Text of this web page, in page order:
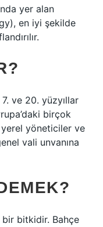
yer alan
en iyi şekilde
ve 20. yüzyıllar
birçok
yerel yöneticiler ve
vali unvanına
bir bitkidir. Bahçe